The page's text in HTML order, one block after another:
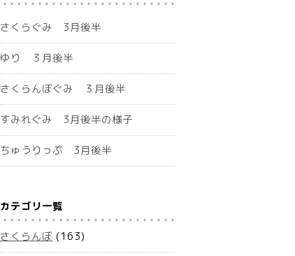
さくらぐみ 3月後半
ゆり ３月後半
さくらんぼぐみ ３月後半
すみれぐみ 3月後半の様子
ちゅうりっぷ 3月後半
カテゴリ一覧
さくらんぼ (163)